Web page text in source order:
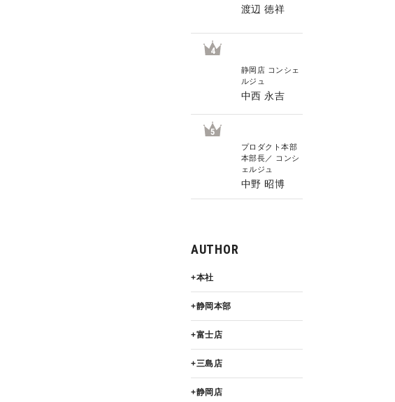
渡辺 徳祥
4
静岡店 コンシェ
ルジュ
中西 永吉
5
プロダクト本部
本部長／ コンシ
ェルジュ
中野 昭博
AUTHOR
本社
静岡本部
富士店
三島店
静岡店